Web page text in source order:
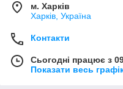
м. Харків
Харків, Україна
Контакти
Сьогодні працює з
Показати весь